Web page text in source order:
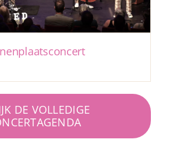
DE VOLLEDIGE